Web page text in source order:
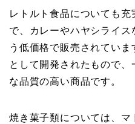
レトルト食品についても
で、カレーやハヤシライ
う低価格で販売されてい
として開発されたもので
な品質の高い商品です。
焼き菓子類については、